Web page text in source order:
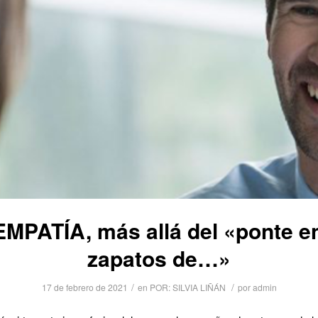
más allá del «ponte
zapatos de…»
17 de febrero de 2021 / en POR: SILVIA LIÑÁN / poradmin